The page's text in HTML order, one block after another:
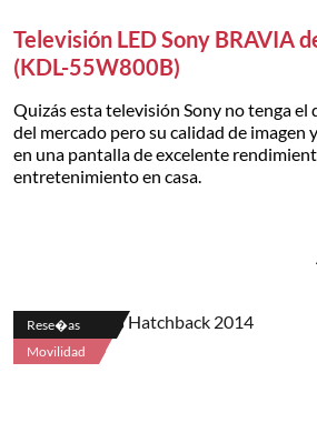
Televisión LED Sony BRAVIA
(KDL-55W800B)
Quizás esta televisión Sony no tenga el
del mercado pero su calidad de imagen
en una pantalla de excelente
entretenimiento en casa.
Rese�as
Movilidad